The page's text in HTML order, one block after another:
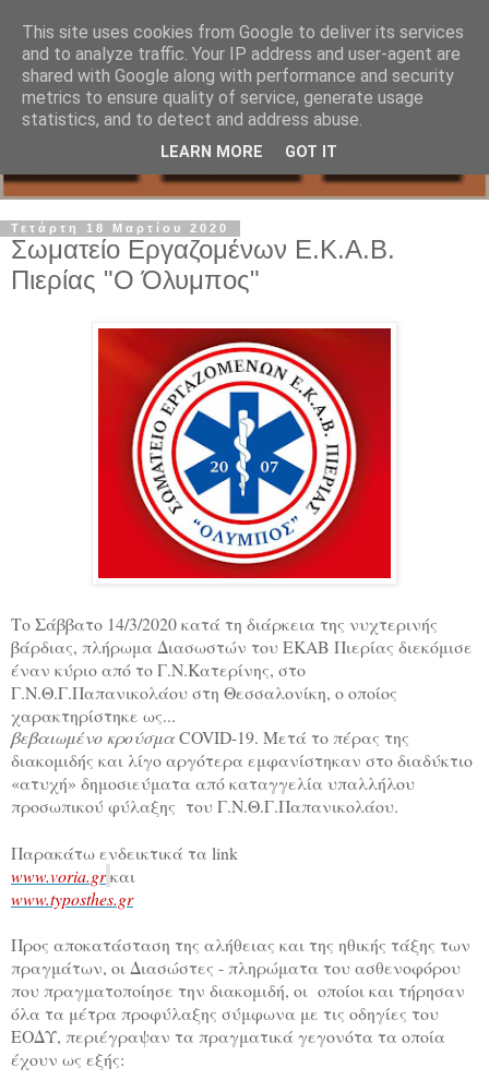
Τετάρτη 18 Μαρτίου 2020
Σωματείο Εργαζομένων Ε.Κ.Α.Β.
Πιερίας "Ο Όλυμπος"
Το Σάββατο 14/3/2020 κατά τη διάρκεια της νυχτερινής
βάρδιας, πλήρωμα Διασωστών του ΕΚΑΒ Πιερίας διεκόμισε
έναν κύριο από το Γ.Ν.Κατερίνης, στο
Γ.Ν.Θ.Γ.Παπανικολάου στη Θεσσαλονίκη, ο οποίος
χαρακτηρίστηκε ως...
βεβαιωμένο κρούσμαCOVID-19. Μετά το πέρας της
διακομιδής και λίγο αργότερα εμφανίστηκαν στο διαδύκτιο
«ατυχή» δημοσιεύματα από καταγγελία υπαλλήλου
προσωπικού φύλαξης του Γ.Ν.Θ.Γ.Παπανικολάου.
Παρακάτω ενδεικτικά τα link
www.voria.grκαι
www.typosthes.gr
Προς αποκατάσταση της αλήθειας και της ηθικής τάξης των
πραγμάτων, οι Διασώστες - πληρώματα του ασθενοφόρου
που πραγματοποίησε την διακομιδή, οι οποίοι και τήρησαν
όλα τα μέτρα προφύλαξης σύμφωνα με τις οδηγίες του
ΕΟΔΥ, περιέγραψαν τα πραγματικά γεγονότα τα οποία
έχουν ως εξής:
This site uses cookies from Google to deliver its services
and to analyze traffic. Your IP address and user-agent are
shared with Google along with performance and security
metrics to ensure quality of service, generate usage
statistics, and to detect and address abuse.
LEARN MORE GOT IT